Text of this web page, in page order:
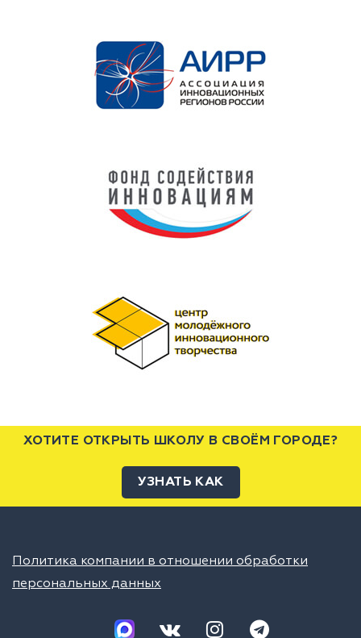
ХОТИТЕ ОТКРЫТЬ ШКОЛУ В СВОЁМ ГОРОДЕ?
УЗНАТЬ КАК
Политика компании в отношении обработки
персональных данных